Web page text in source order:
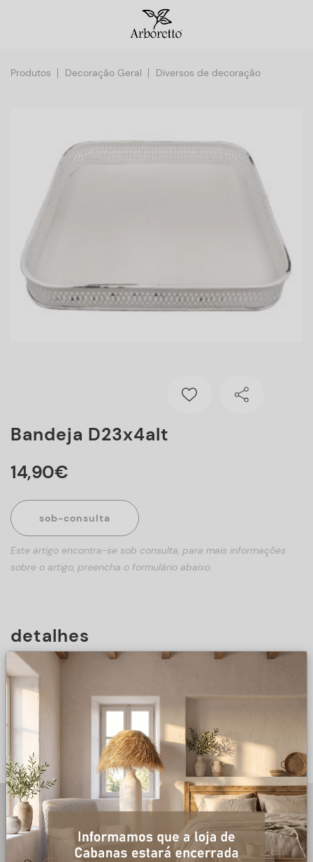
Produtos Decoração Geral Diversos de decoração
Bandeja D23x4alt
14,90€
sob-consulta
Este artigo encontra-se sob consulta, para mais informações
sobre o artigo, preencha o formulário abaixo.
detalhes